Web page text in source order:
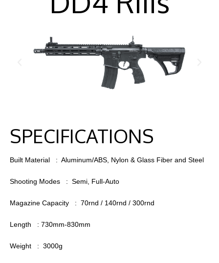
SPECIFICATIONS
Built Material : Aluminum/ABS, Nylon & Glass Fiber and Steel
Shooting Modes : Semi, Full-Auto
Magazine Capacity : 70rnd / 140rnd / 300rnd
Length : 730mm-830mm
Weight : 3000g